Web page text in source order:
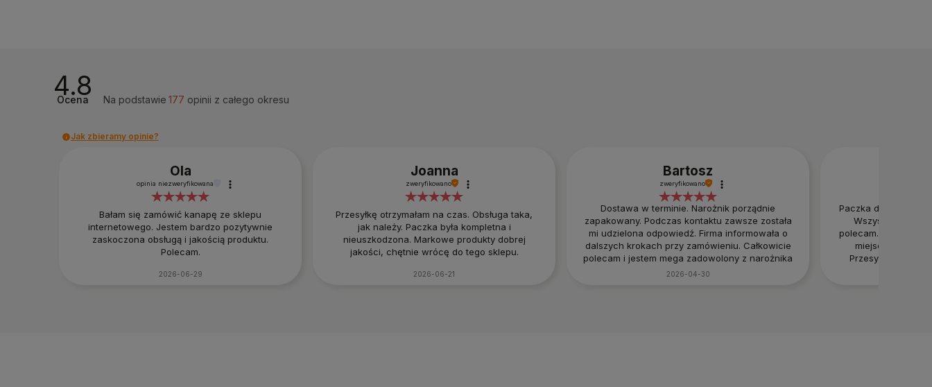
4.8
Ocena Na podstawie 177 opinii z całego okresu
Jak zbieramy opinie?
Ola
opinia niezweryfikowana
Bałam się zamówić kanapę ze sklepu
internetowego. Jestem bardzo pozytywnie
zaskoczona obsługą i jakością produktu.
Polecam.
2026-06-29
Joanna
zweryfikowano
Przesyłkę otrzymałam na czas. Obsługa taka,
jak należy. Paczka była kompletna i
nieuszkodzona. Markowe produkty dobrej
jakości, chętnie wrócę do tego sklepu.
2026-06-21
Bartosz
zweryfikowano
Dostawa w terminie. Narożnik porządnie
zapakowany. Podczas kontaktu zawsze została
mi udzielona odpowiedź. Firma informowała o
dalszych krokach przy zamówieniu. Całkowicie
polecam i jestem mega zadowolony z narożnika
:) Można zaufać i brać w ciemno!
2026-04-30
Paczka dotarła do
Wszystko ok.
polecam. Dobry
miejscach warto
Przesympatyczna